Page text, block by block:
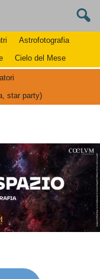
Astrofotografia
Cielo del Mese
star party)